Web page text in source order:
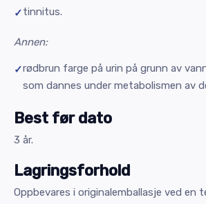
tinnitus.
Annen:
rødbrun farge på urin på grunn av
som dannes under metabolismen av
Best før dato
3 år.
Lagringsforhold
Oppbevares i originalemballasje ved en